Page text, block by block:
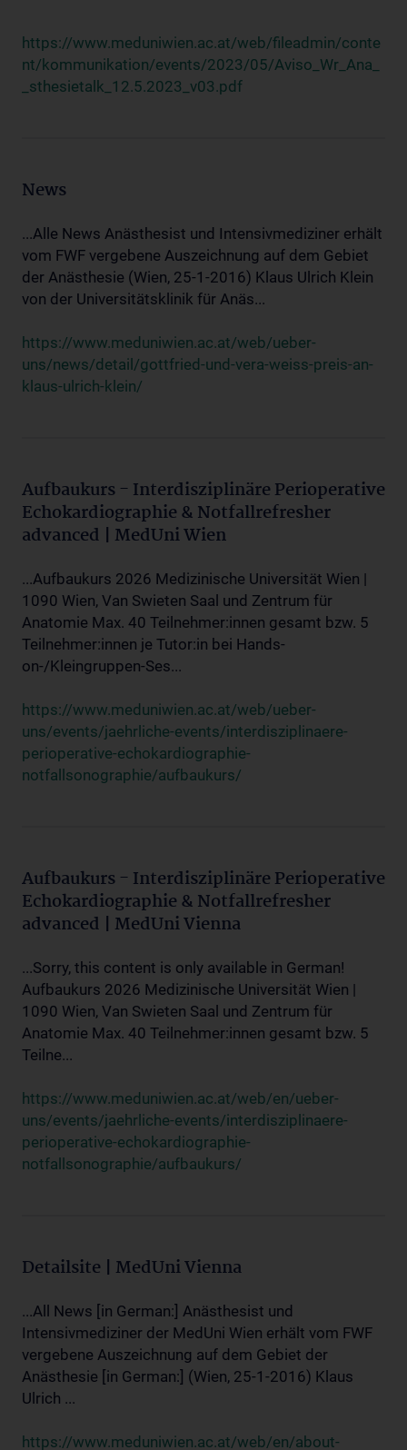
https://www.meduniwien.ac.at/web/fileadmin/conte
nt/kommunikation/events/2023/05/Aviso_Wr_Ana_
_sthesietalk_12.5.2023_v03.pdf
News
...Alle News Anästhesist und Intensivmediziner erhält
vom FWF vergebene Auszeichnung auf dem Gebiet
der Anästhesie (Wien, 25-1-2016) Klaus Ulrich Klein
von der Universitätsklinik für Anäs...
https://www.meduniwien.ac.at/web/ueber-
uns/news/detail/gottfried-und-vera-weiss-preis-an-
klaus-ulrich-klein/
Aufbaukurs - Interdisziplinäre Perioperative
Echokardiographie & Notfallrefresher
advanced | MedUni Wien
...Aufbaukurs 2026 Medizinische Universität Wien |
1090 Wien, Van Swieten Saal und Zentrum für
Anatomie Max. 40 Teilnehmer:innen gesamt bzw. 5
Teilnehmer:innen je Tutor:in bei Hands-
on-/Kleingruppen-Ses...
https://www.meduniwien.ac.at/web/ueber-
uns/events/jaehrliche-events/interdisziplinaere-
perioperative-echokardiographie-
notfallsonographie/aufbaukurs/
Aufbaukurs - Interdisziplinäre Perioperative
Echokardiographie & Notfallrefresher
advanced | MedUni Vienna
...Sorry, this content is only available in German!
Aufbaukurs 2026 Medizinische Universität Wien |
1090 Wien, Van Swieten Saal und Zentrum für
Anatomie Max. 40 Teilnehmer:innen gesamt bzw. 5
Teilne...
https://www.meduniwien.ac.at/web/en/ueber-
uns/events/jaehrliche-events/interdisziplinaere-
perioperative-echokardiographie-
notfallsonographie/aufbaukurs/
Detailsite | MedUni Vienna
...All News [in German:] Anästhesist und
Intensivmediziner der MedUni Wien erhält vom FWF
vergebene Auszeichnung auf dem Gebiet der
Anästhesie [in German:] (Wien, 25-1-2016) Klaus
Ulrich ...
https://www.meduniwien.ac.at/web/en/about-